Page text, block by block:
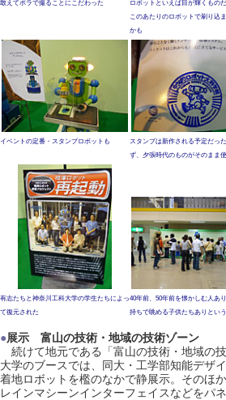
敢えてポラで撮ることにこだわった
ロボットといえば目が輝くもの
このあたりのロボットで刷り込
かも
イベントの定番・スタンプロボットも
スタンプは新作される予定だっ
ず、夕張時代のものがそのまま
有志たちと神奈川工科大学の学生たちによっ
て復元された
40年前、50年前を懐かしむ人あ
持ちで眺める子供たちありとい
●展示 富山の技術・地域の技術ゾーン
続けて地元である「富山の技術・地域の
大学のブースでは、同大・工学部知能デザ
着地ロボットを檻のなかで静展示。そのほ
レインマシーンインターフェイスなどをパ